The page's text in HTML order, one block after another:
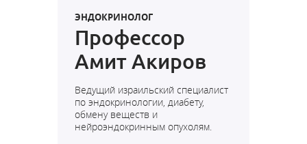
ЭНДОКРИНОЛОГ
Профессор
Амит Акиров
Ведущий израильский специалист
по эндокринологии, диабету,
обмену веществ и
нейроэндокринным опухолям.